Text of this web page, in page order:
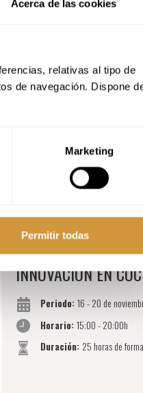
Acerca de las cookies
relativas al tipo de
de navegación. Dispone
Marketing
Permitir todas
INNOVACIÓN EN
Periodo: 16 - 20 de
Horario: 15:00 - 20:00h
Duración: 25 horas de